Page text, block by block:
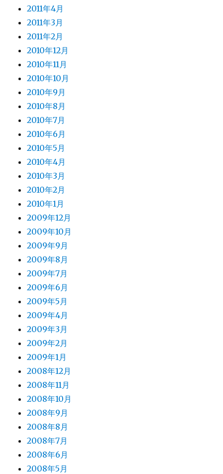
2011年4月
2011年3月
2011年2月
2010年12月
2010年11月
2010年10月
2010年9月
2010年8月
2010年7月
2010年6月
2010年5月
2010年4月
2010年3月
2010年2月
2010年1月
2009年12月
2009年10月
2009年9月
2009年8月
2009年7月
2009年6月
2009年5月
2009年4月
2009年3月
2009年2月
2009年1月
2008年12月
2008年11月
2008年10月
2008年9月
2008年8月
2008年7月
2008年6月
2008年5月